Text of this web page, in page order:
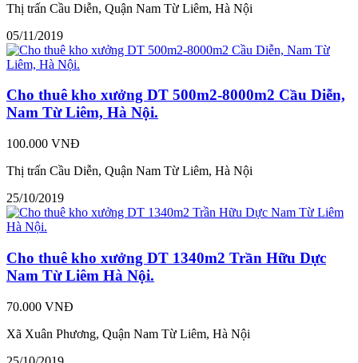
Thị trấn Cầu Diễn, Quận Nam Từ Liêm, Hà Nội
05/11/2019
Cho thuê kho xưởng DT 500m2-8000m2 Cầu Diễn,
Nam Từ Liêm, Hà Nội.
100.000 VNĐ
Thị trấn Cầu Diễn, Quận Nam Từ Liêm, Hà Nội
25/10/2019
Cho thuê kho xưởng DT 1340m2 Trần Hữu Dực
Nam Từ Liêm Hà Nội.
70.000 VNĐ
Xã Xuân Phương, Quận Nam Từ Liêm, Hà Nội